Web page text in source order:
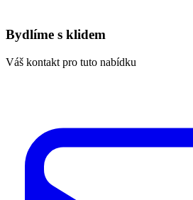
Bydlíme s klidem
Váš kontakt pro tuto nabídku